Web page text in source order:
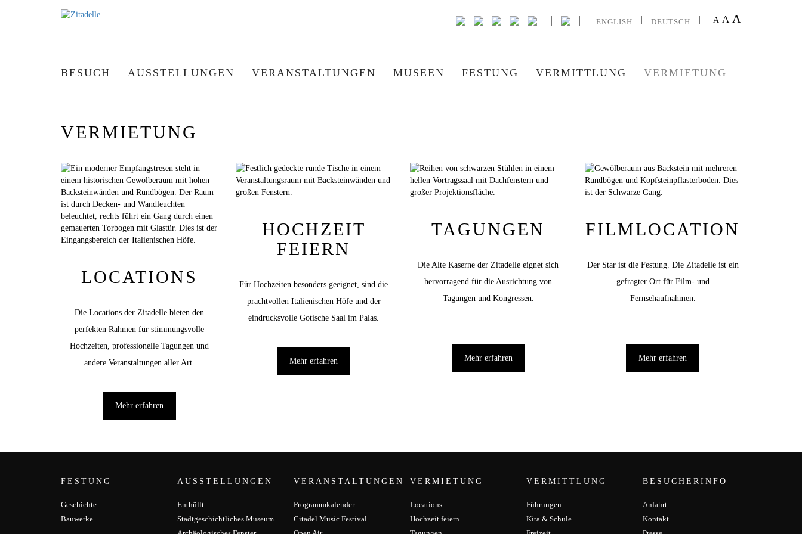
ENGLISH DEUTSCH A A A
BESUCH AUSSTELLUNGEN VERANSTALTUNGEN MUSEEN FESTUNG VERMITTLUNG VERMIETUNG
VERMIETUNG
LOCATIONS
Die Locations der Zitadelle bieten den
perfekten Rahmen für stimmungsvolle
Hochzeiten, professionelle Tagungen und
andere Veranstaltungen aller Art.
Mehr erfahren
HOCHZEIT
FEIERN
Für Hochzeiten besonders geeignet, sind die
prachtvollen Italienischen Höfe und der
eindrucksvolle Gotische Saal im Palas.
Mehr erfahren
TAGUNGEN
Die Alte Kaserne der Zitadelle eignet sich
hervorragend für die Ausrichtung von
Tagungen und Kongressen.
Mehr erfahren
FILMLOCATION
Der Star ist die Festung. Die Zitadelle ist ein
gefragter Ort für Film- und
Fernsehaufnahmen.
Mehr erfahren
FESTUNG
Geschichte
Bauwerke
AUSSTELLUNGEN
Enthüllt
Stadtgeschichtliches Museum
VERANSTALTUNGEN
Programmkalender
Citadel Music Festival
VERMIETUNG
Locations
Hochzeit feiern
VERMITTLUNG
Führungen
Kita & Schule
BESUCHERINFO
Anfahrt
Kontakt